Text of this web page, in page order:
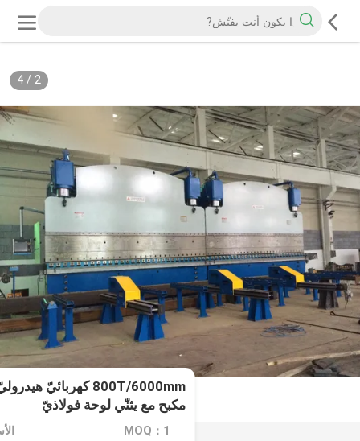
2
/
4
مكبح مع يثنّي لوحة فولاذيّ
MOQ：1